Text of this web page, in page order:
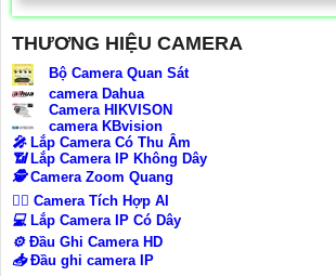
THƯƠNG HIỆU CAMERA
Bộ Camera Quan Sát
camera Dahua
Camera HIKVISON
camera KBvision
️🎤️ Lắp Camera Có Thu Âm
📶 Lắp Camera IP Không Dây
🕵️Camera Zoom Quang
🧛‍♀️ Camera Tích Hợp AI
💻Lắp Camera IP Có Dây
⚙️Đầu Ghi Camera HD
📥Đầu ghi camera IP